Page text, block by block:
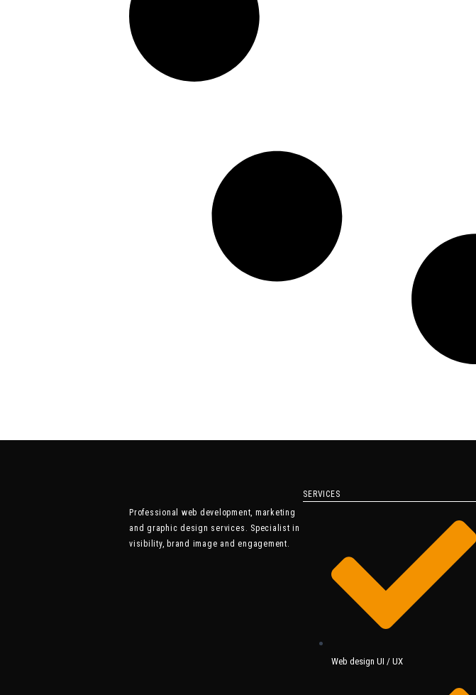
Professional web development, marketing
and graphic design services. Specialist in
visibility, brand image and engagement.
SERVICES
Web design UI / UX